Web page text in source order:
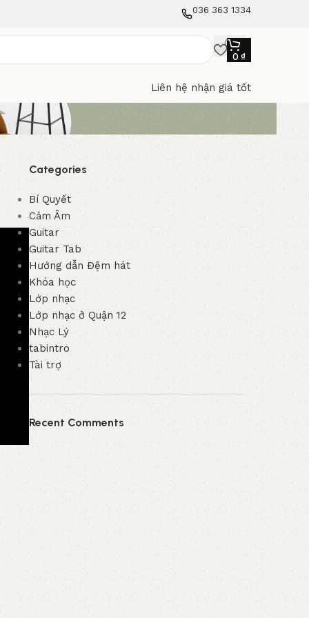
036 363 1334
0 ₫
Liên hệ nhận giá tốt
Categories
Bí Quyết
Cảm Âm
Guitar
Guitar Tab
Hướng dẫn Đệm hát
Khóa học
Lớp nhạc
Lớp nhạc ở Quận 12
Nhạc Lý
tabintro
Tài trợ
Recent Comments